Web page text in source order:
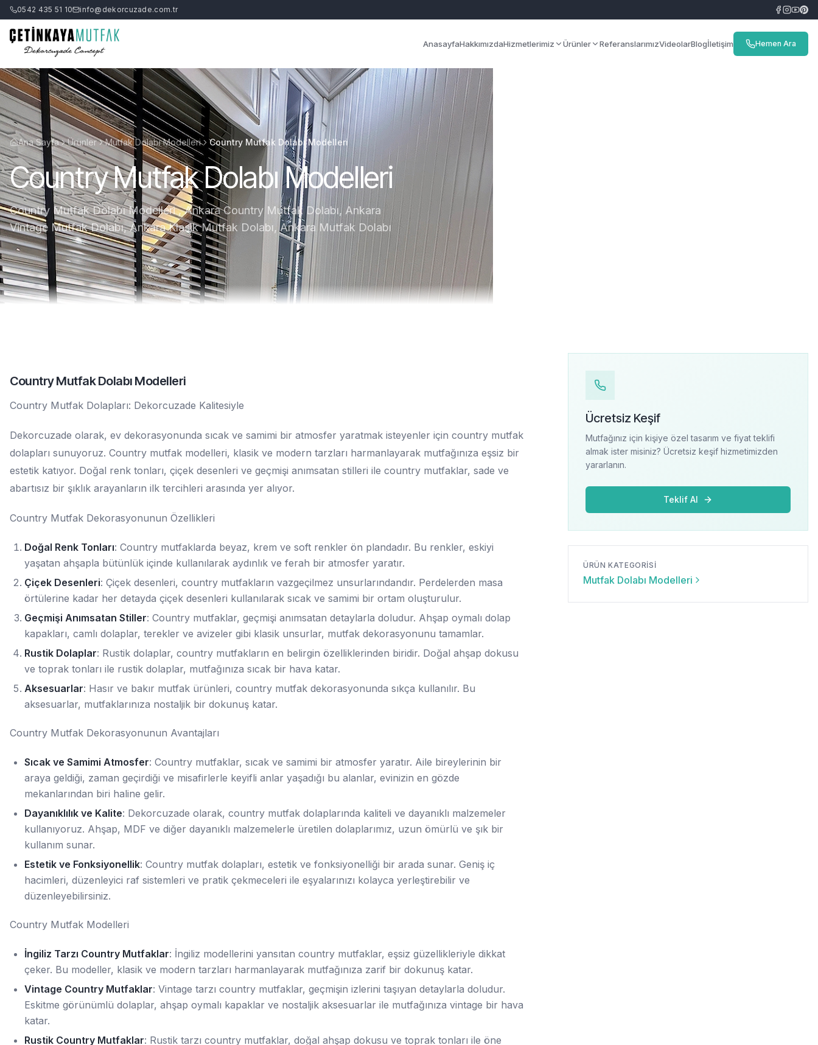
0542 435 51 10 info@dekorcuzade.com.tr
AnasayfaHakkımızdaHizmetlerimiz Ürünler ReferanslarımızVideolarBlogİletişim Hemen Ara
Ana Sayfa Ürünler Mutfak Dolabı Modelleri Country Mutfak Dolabı Modelleri
Country Mutfak Dolabı Modelleri
Country Mutfak Dolabı Modelleri , Ankara Country Mutfak Dolabı, Ankara
Vintage Mutfak Dolabı, Ankara Klasik Mutfak Dolabı, Ankara Mutfak Dolabı
Country Mutfak Dolabı Modelleri
Country Mutfak Dolapları: Dekorcuzade Kalitesiyle
Dekorcuzade olarak, ev dekorasyonunda sıcak ve samimi bir atmosfer yaratmak isteyenler için country mutfak
dolapları sunuyoruz. Country mutfak modelleri, klasik ve modern tarzları harmanlayarak mutfağınıza eşsiz bir
estetik katıyor. Doğal renk tonları, çiçek desenleri ve geçmişi anımsatan stilleri ile country mutfaklar, sade ve
abartısız bir şıklık arayanların ilk tercihleri arasında yer alıyor.
Country Mutfak Dekorasyonunun Özellikleri
Doğal Renk Tonları: Country mutfaklarda beyaz, krem ve soft renkler ön plandadır. Bu renkler, eskiyi
yaşatan ahşapla bütünlük içinde kullanılarak aydınlık ve ferah bir atmosfer yaratır.
Çiçek Desenleri: Çiçek desenleri, country mutfakların vazgeçilmez unsurlarındandır. Perdelerden masa
örtülerine kadar her detayda çiçek desenleri kullanılarak sıcak ve samimi bir ortam oluşturulur.
Geçmişi Anımsatan Stiller: Country mutfaklar, geçmişi anımsatan detaylarla doludur. Ahşap oymalı dolap
kapakları, camlı dolaplar, terekler ve avizeler gibi klasik unsurlar, mutfak dekorasyonunu tamamlar.
Rustik Dolaplar: Rustik dolaplar, country mutfakların en belirgin özelliklerinden biridir. Doğal ahşap dokusu
ve toprak tonları ile rustik dolaplar, mutfağınıza sıcak bir hava katar.
Aksesuarlar: Hasır ve bakır mutfak ürünleri, country mutfak dekorasyonunda sıkça kullanılır. Bu
aksesuarlar, mutfaklarınıza nostaljik bir dokunuş katar.
Country Mutfak Dekorasyonunun Avantajları
Sıcak ve Samimi Atmosfer: Country mutfaklar, sıcak ve samimi bir atmosfer yaratır. Aile bireylerinin bir
araya geldiği, zaman geçirdiği ve misafirlerle keyifli anlar yaşadığı bu alanlar, evinizin en gözde
mekanlarından biri haline gelir.
Dayanıklılık ve Kalite: Dekorcuzade olarak, country mutfak dolaplarında kaliteli ve dayanıklı malzemeler
kullanıyoruz. Ahşap, MDF ve diğer dayanıklı malzemelerle üretilen dolaplarımız, uzun ömürlü ve şık bir
kullanım sunar.
Estetik ve Fonksiyonellik: Country mutfak dolapları, estetik ve fonksiyonelliği bir arada sunar. Geniş iç
hacimleri, düzenleyici raf sistemleri ve pratik çekmeceleri ile eşyalarınızı kolayca yerleştirebilir ve
düzenleyebilirsiniz.
Country Mutfak Modelleri
İngiliz Tarzı Country Mutfaklar: İngiliz modellerini yansıtan country mutfaklar, eşsiz güzellikleriyle dikkat
çeker. Bu modeller, klasik ve modern tarzları harmanlayarak mutfağınıza zarif bir dokunuş katar.
Vintage Country Mutfaklar: Vintage tarzı country mutfaklar, geçmişin izlerini taşıyan detaylarla doludur.
Eskitme görünümlü dolaplar, ahşap oymalı kapaklar ve nostaljik aksesuarlar ile mutfağınıza vintage bir hava
katar.
Rustik Country Mutfaklar: Rustik tarzı country mutfaklar, doğal ahşap dokusu ve toprak tonları ile öne
Ücretsiz Keşif
Mutfağınız için kişiye özel tasarım ve fiyat teklifi
almak ister misiniz? Ücretsiz keşif hizmetimizden
yararlanın.
Teklif Al
ÜRÜN KATEGORISI
Mutfak Dolabı Modelleri